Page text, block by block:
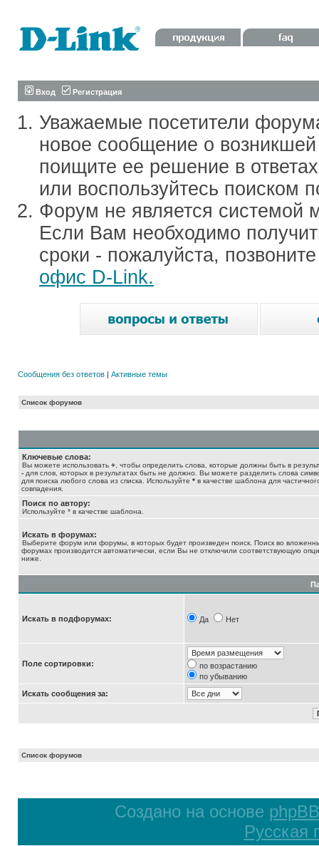
Вход Регистрация
Уважаемые посетители
новое сообщение о
поищите ее решение в
или воспользуйтесь поиском
Форум не является системой
Если Вам необходимо
сроки - пожалуйста,
офис D-Link.
Сообщения без ответов | Активные темы
Список форумов
Ключевые слова:
Вы можете использовать + , чтобы определить слова, которые должны быть в
- для слов, которых в результатах быть не должно. Вы можете разделить слова
для поиска любого слова из списка. Используйте * в качестве шаблона для
совпадения.
Поиск по автору:
Используйте * в качестве шаблона.
Искать в форумах:
Выберите форум или форумы, в которых будет произведен поиск. Поиск во
форумах производится автоматически, если Вы не отключили соответствующую
ниже.
Искать в подфорумах: Да Нет
Поле сортировки:
по возрастанию
по убыванию
Искать сообщения за:
Список форумов
Создано на основе phpBB
Русская